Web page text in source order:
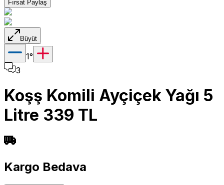
Fırsat Paylaş
Büyüt
1°
3
Koşş Komili Ayçiçek Yağı 5
Litre 339 TL
Kargo Bedava